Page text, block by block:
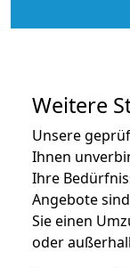
Weitere
Unsere
Ihnen
Ihre
Angebote
Sie einen
oder